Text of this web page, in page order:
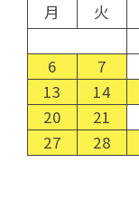
月
火
6
7
13
14
20
21
27
28